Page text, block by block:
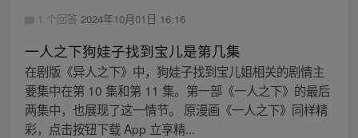
1 个回答 2024年10月01日 16:16
一人之下狗娃子找到宝儿是第几集
在剧版《异人之下》中，狗娃子找到宝儿姐相关的剧情主
要集中在第 10 集和第 11 集。第一部《一人之下》的最后
两集中，也展现了这一情节。 原漫画《一人之下》同样精
彩，点击按钮下载 App 立享精...